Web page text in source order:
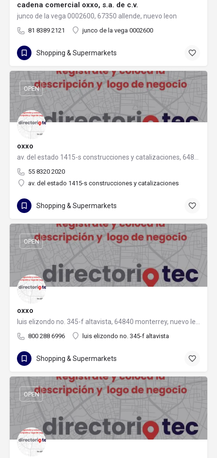
cadena comercial oxxo, s.a. de c.v.
junco de la vega 0002600, 67350 allende, nuevo leon
81 8389 2121 junco de la vega 0002600
Shopping & Supermarkets
oxxo
55 8320 2020
av. del estado 1415-s construcciones y catalizaciones
OPEN
Shopping & Supermarkets
oxxo
800 288 6996 luis elizondo no. 345-f altavista
OPEN
Shopping & Supermarkets
OPEN